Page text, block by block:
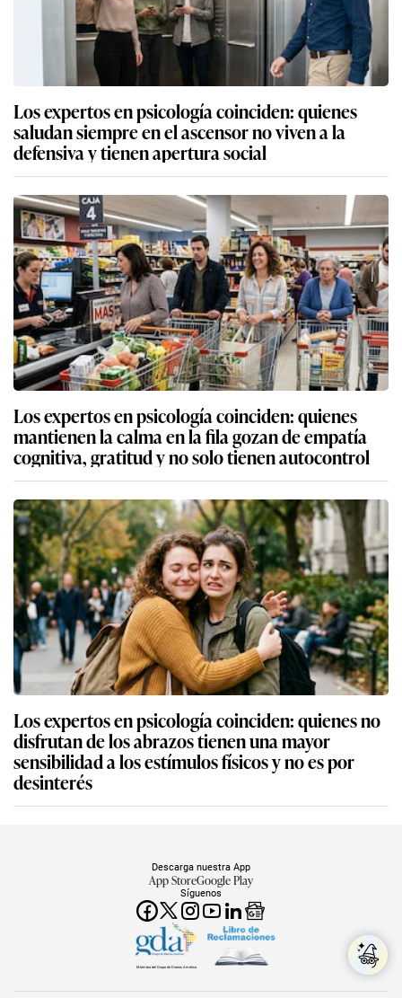
Los expertos en psicología coinciden: quienes
saludan siempre en el ascensor no viven a la
defensiva y tienen apertura social
Los expertos en psicología coinciden: quienes
mantienen la calma en la fila gozan de empatía
cognitiva, gratitud y no solo tienen autocontrol
Los expertos en psicología coinciden: quienes no
disfrutan de los abrazos tienen una mayor
sensibilidad a los estímulos físicos y no es por
desinterés
Síguenos
Descarga nuestra App
App StoreGoogle Play
Miembro del Grupo de Diarios América